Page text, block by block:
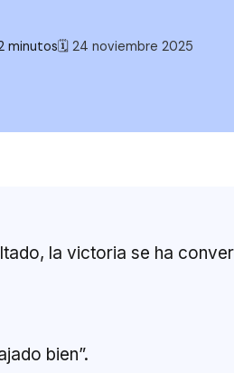
minutos🗓 24 noviembre 2025
la victoria se ha
bien”.